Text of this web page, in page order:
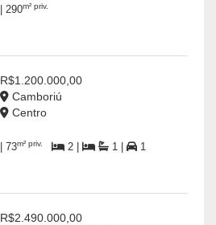
| 290m² priv.
R$1.200.000,00
Camboriú
Centro
| 73m² priv. 2 | 1 | 1
R$2.490.000,00